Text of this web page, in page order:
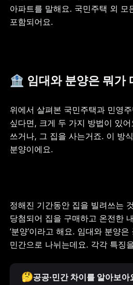
아파트를 말해요. 국민주택 외 모
포함되어요.
🏦 임대와 분양은 뭐가
위에서 살펴본 국민주택과 민영
싶다면, 크게 두 가지 방법이 있
쓰거나, 그 집을 사는거죠. 이 방
분양이에요.
정해진 기간동안 집을 빌려쓰는 것
당첨되어 집을 구매하고 온전한
‘분양’이라고 해요. 임대와 분양
민간으로 나뉘는데요. 각각 특징
🤔공공·민간 차이를 알아보아